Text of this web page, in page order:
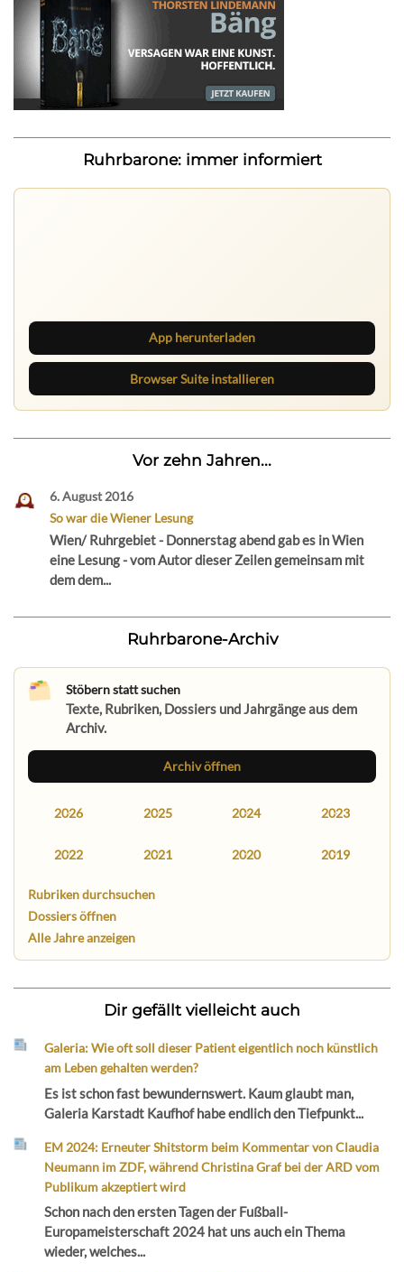
Ruhrbarone: immer informiert
App herunterladen
Browser Suite installieren
Vor zehn Jahren...
6. August 2016
So war die Wiener Lesung
Wien/ Ruhrgebiet - Donnerstag abend gab es in Wien
eine Lesung - vom Autor dieser Zeilen gemeinsam mit
dem dem...
Ruhrbarone-Archiv
Stöbern statt suchen
Texte, Rubriken, Dossiers und Jahrgänge aus dem
Archiv.
Archiv öffnen
2026 2025 2024 2023
2022 2021 2020 2019
Rubriken durchsuchen
Dossiers öffnen
Alle Jahre anzeigen
Dir gefällt vielleicht auch
Galeria: Wie oft soll dieser Patient eigentlich noch künstlich
am Leben gehalten werden?
Es ist schon fast bewundernswert. Kaum glaubt man,
Galeria Karstadt Kaufhof habe endlich den Tiefpunkt...
EM 2024: Erneuter Shitstorm beim Kommentar von Claudia
Neumann im ZDF, während Christina Graf bei der ARD vom
Publikum akzeptiert wird
Schon nach den ersten Tagen der Fußball-
Europameisterschaft 2024 hat uns auch ein Thema
wieder, welches...